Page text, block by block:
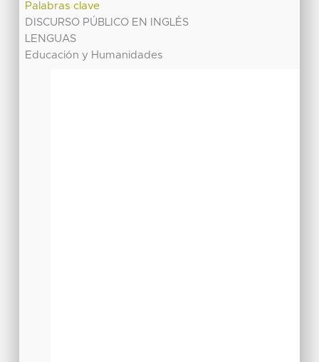
Palabras clave
DISCURSO PÚBLICO EN INGLÉS
LENGUAS
Educación y Humanidades